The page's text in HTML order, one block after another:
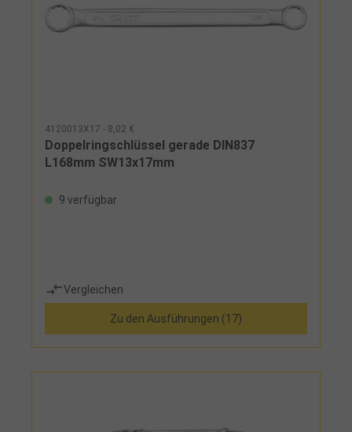
4120013X17 - 8,02 €
Doppelringschlüssel gerade DIN837
L168mm SW13x17mm
9 verfügbar
Vergleichen
Zu den Ausführungen (17)